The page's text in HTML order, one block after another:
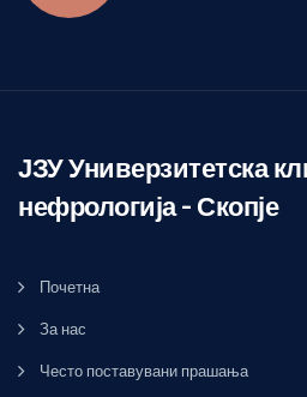
ЈЗУ Универзитетска
нефрологија – Скопје
Почетна
За нас
Често поставувани прашања